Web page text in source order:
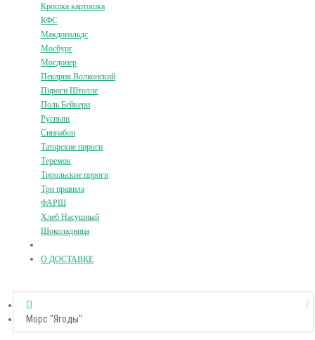
Крошка картошка
КФС
Макдональдс
Мосбург
Мосдонер
Пекарня Волконский
Пироги Штолле
Поль Бейкери
Руспыш
Синнабон
Татарские пироги
Теремок
Тирольские пироги
Три правила
ФАРШ
Хлеб Насущный
Шоколадница
О ДОСТАВКЕ
Морс "Ягоды"